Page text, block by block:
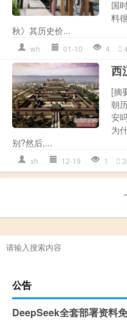
国
料
秋》其历史价...
wh 01-10 4
西
[摘
朝
安
为
别?然后,...
xh 12-19 1
公告
DeepSeek全套部署资料